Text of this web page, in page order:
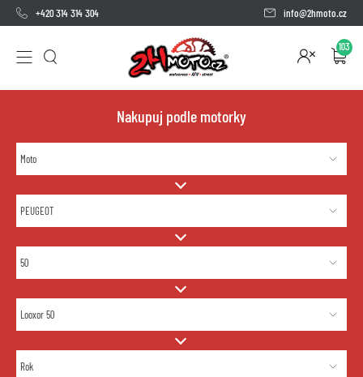
+420 314 314 304 info@2hmoto.cz
103
Nakupuj podle motorky